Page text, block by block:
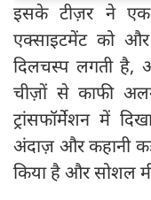
इसके टीज़र ने एक
एक्साइटमेंट को
दिलचस्प लगती है,
चीज़ों से काफी
ट्रांसफॉर्मेशन में
अंदाज़ और कहानी
किया है और सोशल